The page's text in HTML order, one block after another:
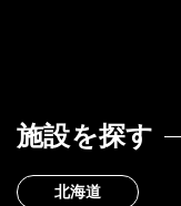
施設を探す
北海道